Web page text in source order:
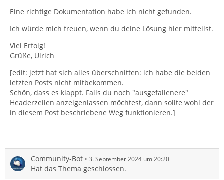
Eine richtige Dokumentation habe ich nicht gefunden.
Ich würde mich freuen, wenn du deine Lösung hier mitteilst.
Viel Erfolg!
Grüße, Ulrich
[edit: jetzt hat sich alles überschnitten: ich habe die beiden
letzten Posts nicht mitbekommen.
Schön, dass es klappt. Falls du noch "ausgefallenere"
Headerzeilen anzeigenlassen möchtest, dann sollte wohl der
in diesem Post beschriebene Weg funktionieren.]
Community-Bot 3. September 2024 um 20:20
Hat das Thema geschlossen.